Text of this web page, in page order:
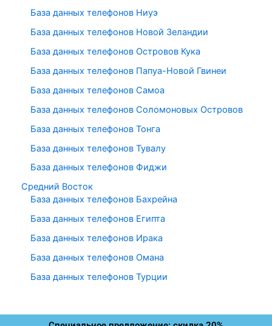
База данных телефонов Ниуэ
База данных телефонов Новой Зеландии
База данных телефонов Островов Кука
База данных телефонов Папуа-Новой Гвинеи
База данных телефонов Самоа
База данных телефонов Соломоновых Островов
База данных телефонов Тонга
База данных телефонов Тувалу
База данных телефонов Фиджи
Средний Восток
База данных телефонов Бахрейна
База данных телефонов Египта
База данных телефонов Ирака
База данных телефонов Омана
База данных телефонов Турции